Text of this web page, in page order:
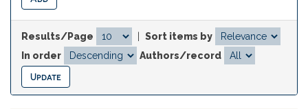
Results/Page
Sort items by
In order
Authors/record